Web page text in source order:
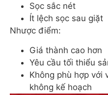
Sọc sắc nét
Ít lệch sọc sau giặt
Nhược điểm:
Giá thành cao hơn
Yêu cầu tối thiểu
Không phù hợp với
không kế hoạch